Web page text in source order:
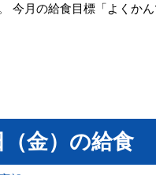
今月の給食目標「よくか
金）の給食